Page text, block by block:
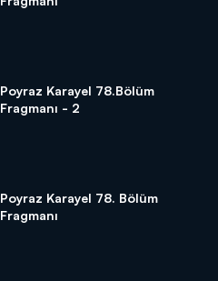
Poyraz Karayel 78.Bölüm
Fragmanı - 2
Poyraz Karayel 78. Bölüm
Fragmanı